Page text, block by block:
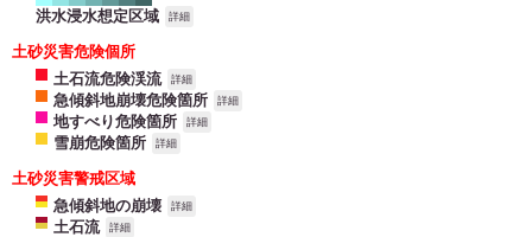
洪水浸水想定区域 詳細
土砂災害危険個所
土石流危険渓流
詳細
急傾斜地崩壊危険箇所 詳細
地すべり危険箇所 詳細
雪崩危険箇所 詳細
土砂災害警戒区域
急傾斜地の崩壊
詳細
土石流 詳細